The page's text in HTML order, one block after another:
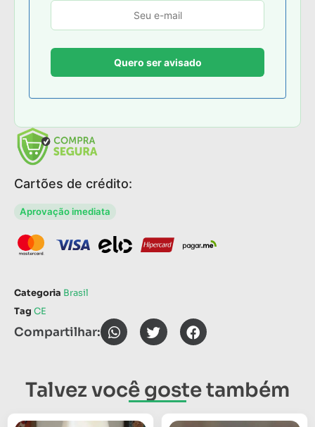
Cartões de crédito:
Aprovação imediata
Categoria Brasil
Tag CE
Compartilhar:
Talvez você goste também